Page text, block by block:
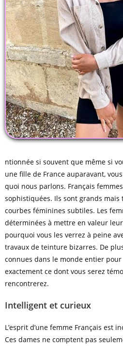
ntionnée si souvent que même si
une fille de France auparavant,
quoi nous parlons. Français
sophistiquées. Ils sont grands mais
courbes féminines subtiles. Les
déterminées à mettre en valeur
pourquoi vous les verrez à peine
travaux de teinture bizarres. De
connues dans le monde entier pour
exactement ce dont vous serez
rencontrerez.
Intelligent et curieux
L’esprit d’une femme Français est
Ces dames ne comptent pas